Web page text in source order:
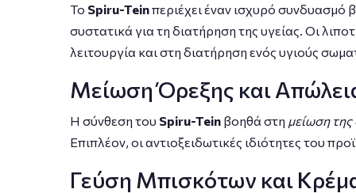
Το Spiru-Teinπεριέχει έναν ισχυρό συνδυασμό
συστατικά για τη διατήρηση της υγείας. Οι
λειτουργία και στη διατήρηση ενός υγιούς
Μείωση Όρεξης και
Η σύνθεση του Spiru-Teinβοηθά στη μείωση της
Επιπλέον, οι αντιοξειδωτικές ιδιότητες του
Γεύση Μπισκότων και